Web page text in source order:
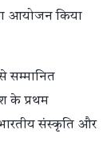
आयोजन किया
सम्मानित
के प्रथम
संस्कृति और